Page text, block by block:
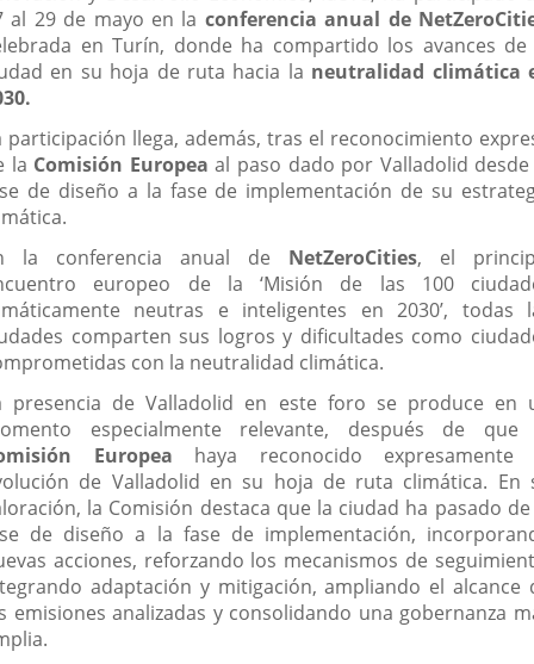
al 29 de mayo en la conferencia anual de
en Turín, donde ha compartido los avances de
en su hoja de ruta hacia la neutralidad climática
participación llega, además, tras el reconocimiento
la Comisión Europea al paso dado por Valladolid
de diseño a la fase de implementación de su
la conferencia anual de NetZeroCities, el
europeo de la ‘Misión de las 100
neutras e inteligentes en 2030’, todas
comparten sus logros y dificultades como
con la neutralidad climática.
presencia de Valladolid en este foro se produce en
especialmente relevante, después de que
Europea haya reconocido expresamente
de Valladolid en su hoja de ruta climática. En
la Comisión destaca que la ciudad ha pasado
de diseño a la fase de implementación,
acciones, reforzando los mecanismos de
adaptación y mitigación, ampliando el alcance
emisiones analizadas y consolidando una gobernanza